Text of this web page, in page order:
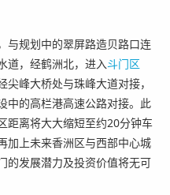
与规划中的翠屏路造贝路口连
道，经鹤洲北，进入斗门区
峰大桥处与珠峰大道对接，
中的高栏港高速公路对接。此
距离将大大缩短至约20分钟车
加上未来香洲区与西部中心城
的发展潜力及投资价值将无可